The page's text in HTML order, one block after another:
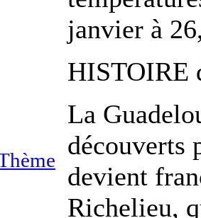
janvier à
HISTOIRE
La
découverts
devient
Richelieu,